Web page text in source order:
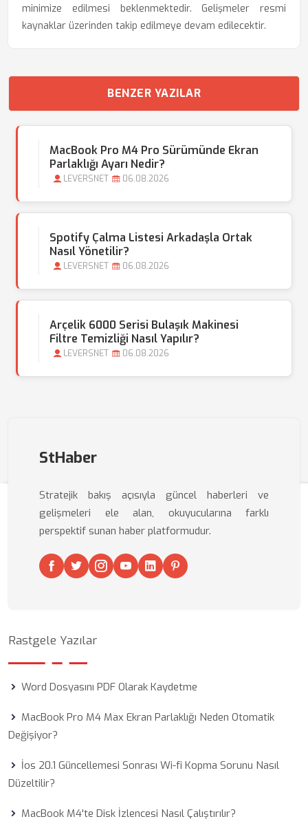
minimize edilmesi beklenmektedir. Gelişmeler resmi
kaynaklar üzerinden takip edilmeye devam edilecektir.
BENZER YAZILAR
MacBook Pro M4 Pro Sürümünde Ekran
Parlaklığı Ayarı Nedir?
LEVERSNET 06.08.2026
Spotify Çalma Listesi Arkadaşla Ortak
Nasıl Yönetilir?
LEVERSNET 06.08.2026
Arçelik 6000 Serisi Bulaşık Makinesi
Filtre Temizliği Nasıl Yapılır?
LEVERSNET 06.08.2026
StHaber
Stratejik bakış açısıyla güncel haberleri ve
gelişmeleri ele alan, okuyucularına farklı
perspektif sunan haber platformudur.
Rastgele Yazılar
Word Dosyasını PDF Olarak Kaydetme
MacBook Pro M4 Max Ekran Parlaklığı Neden Otomatik
Değişiyor?
İos 20.1 Güncellemesi Sonrası Wi-fi Kopma Sorunu Nasıl
Düzeltilir?
MacBook M4'te Disk İzlencesi Nasıl Çalıştırılır?